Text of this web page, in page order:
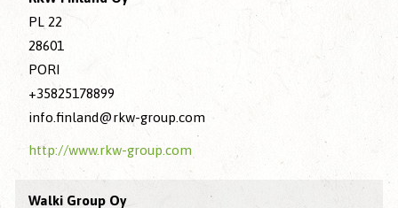
PL 22
28601
PORI
+35825178899
info.finland@rkw-group.com
http://www.rkw-group.com
Walki Group Oy